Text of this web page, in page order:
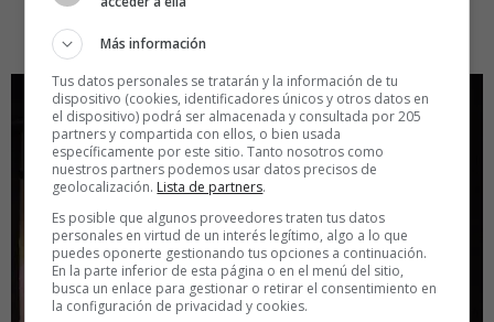
Más información
Tus datos personales se tratarán y la información de tu
dispositivo (cookies, identificadores únicos y otros datos en
el dispositivo) podrá ser almacenada y consultada por 205
partners y compartida con ellos, o bien usada
específicamente por este sitio. Tanto nosotros como
nuestros partners podemos usar datos precisos de
geolocalización. Lista de partners.
Es posible que algunos proveedores traten tus datos
personales en virtud de un interés legítimo, algo a lo que
puedes oponerte gestionando tus opciones a continuación.
En la parte inferior de esta página o en el menú del sitio,
busca un enlace para gestionar o retirar el consentimiento en
la configuración de privacidad y cookies.